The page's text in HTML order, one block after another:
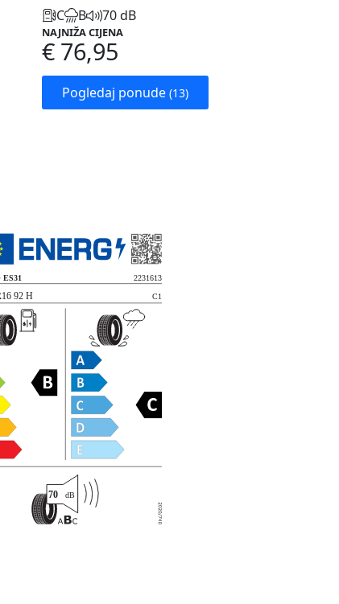
C B 70 dB
NAJNIŽA CIJENA
€ 76,95
Pogledaj ponude (13)